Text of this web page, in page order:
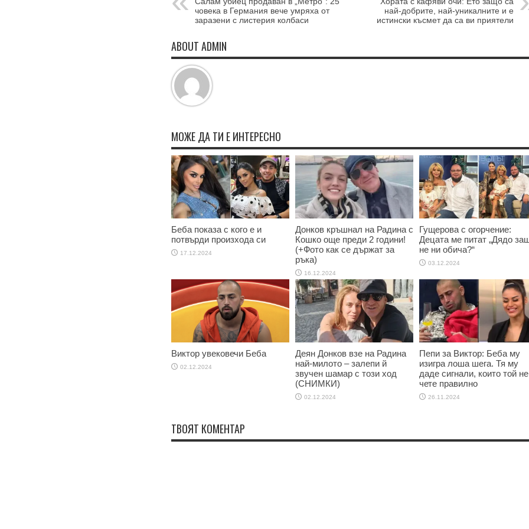
човека в Германия вече умряха от
заразени с листерия колбаси
най-добрите, най-уникалните и е
истински късмет да са ви приятели
ABOUT ADMIN
МОЖЕ ДА ТИ Е ИНТЕРЕСНО
Беба показа с кого е и
потвърди произхода си
17.12.2024
Донков кръшнал на Радина с
Кошко още преди 2 години!
(+Фото как се държат за
ръка)
16.12.2024
Гущерова с огорчение:
Децата ме питат „Дядо
не ни обича?“
03.12.2024
Виктор увековечи Беба
02.12.2024
Деян Донков взе на Радина
най-милото – залепи й
звучен шамар с този ход
(СНИМКИ)
02.12.2024
Пепи за Виктор: Беба му
изигра лоша шега. Тя му
даде сигнали, които той не
чете правилно
26.11.2024
ТВОЯТ КОМЕНТАР